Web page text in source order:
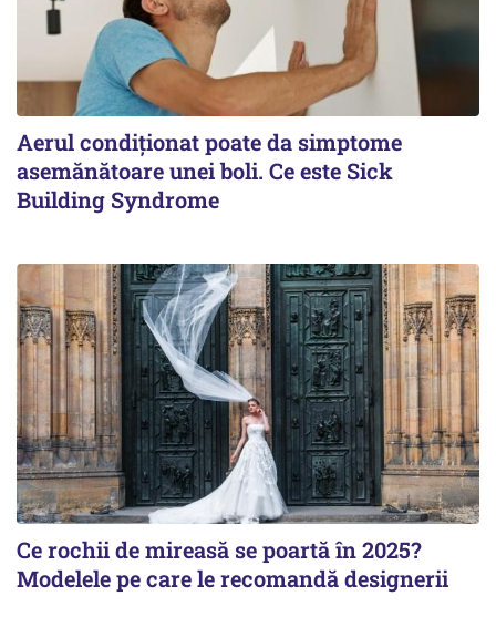
Aerul condiționat poate da simptome
asemănătoare unei boli. Ce este Sick
Building Syndrome
Ce rochii de mireasă se poartă în 2025?
Modelele pe care le recomandă designerii